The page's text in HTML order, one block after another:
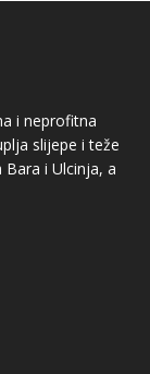
i neprofitna
slijepe i teže
i Ulcinja, a